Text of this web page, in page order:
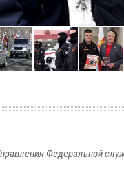
Федеральной